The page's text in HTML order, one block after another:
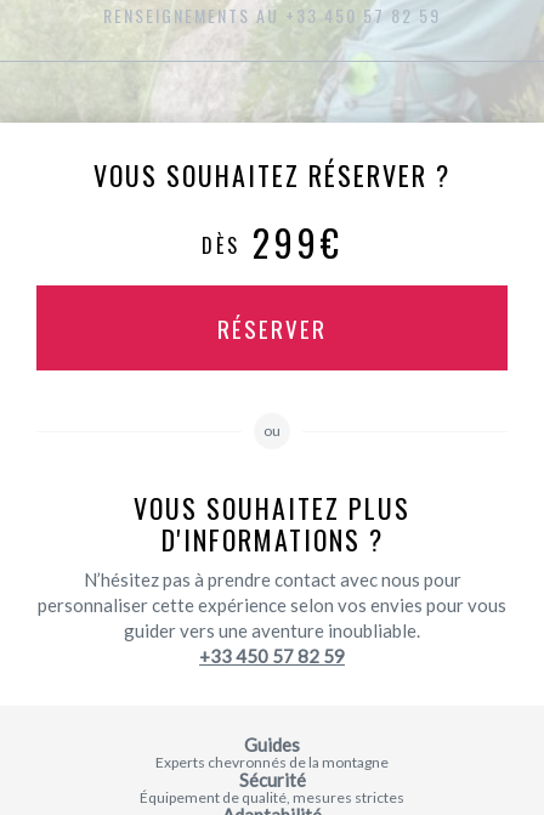
RENSEIGNEMENTS AU +33 450 57 82 59
VOUS SOUHAITEZ RÉSERVER ?
DÈS 299€
RÉSERVER
ou
VOUS SOUHAITEZ PLUS
D'INFORMATIONS ?
N’hésitez pas à prendre contact avec nous pour
personnaliser cette expérience selon vos envies pour vous
guider vers une aventure inoubliable.
+33 450 57 82 59
Guides
Experts chevronnés de la montagne
Sécurité
Équipement de qualité, mesures strictes